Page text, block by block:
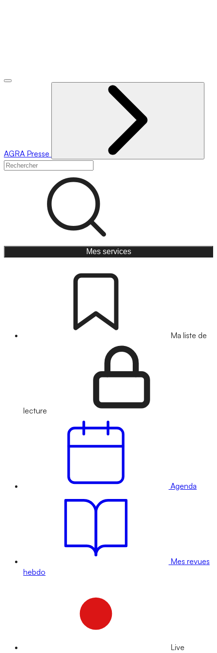
AGRA Presse
Mes services
Ma liste de
lecture
Agenda
Mes revues
hebdo
Live